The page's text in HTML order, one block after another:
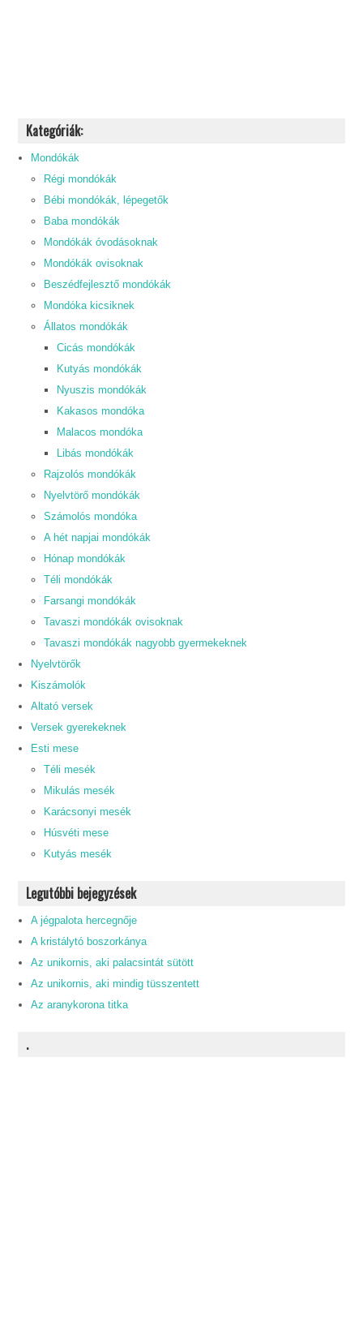
Kategóriák:
Mondókák
Régi mondókák
Bébi mondókák, lépegetők
Baba mondókák
Mondókák óvodásoknak
Mondókák ovisoknak
Beszédfejlesztő mondókák
Mondóka kicsiknek
Állatos mondókák
Cicás mondókák
Kutyás mondókák
Nyuszis mondókák
Kakasos mondóka
Malacos mondóka
Libás mondókák
Rajzolós mondókák
Nyelvtörő mondókák
Számolós mondóka
A hét napjai mondókák
Hónap mondókák
Téli mondókák
Farsangi mondókák
Tavaszi mondókák ovisoknak
Tavaszi mondókák nagyobb gyermekeknek
Nyelvtörők
Kiszámolók
Altató versek
Versek gyerekeknek
Esti mese
Téli mesék
Mikulás mesék
Karácsonyi mesék
Húsvéti mese
Kutyás mesék
Legutóbbi bejegyzések
A jégpalota hercegnője
A kristálytó boszorkánya
Az unikornis, aki palacsintát sütött
Az unikornis, aki mindig tüsszentett
Az aranykorona titka
.